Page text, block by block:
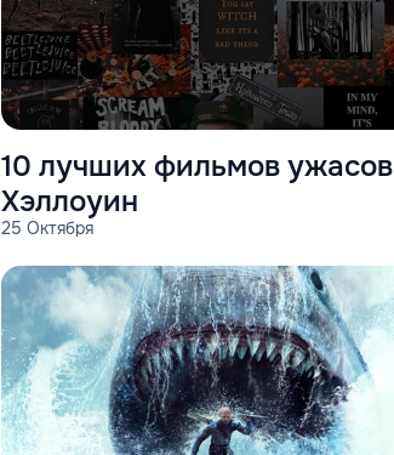
25 Октября
10 лучших фильмов ужасов на
Хэллоуин